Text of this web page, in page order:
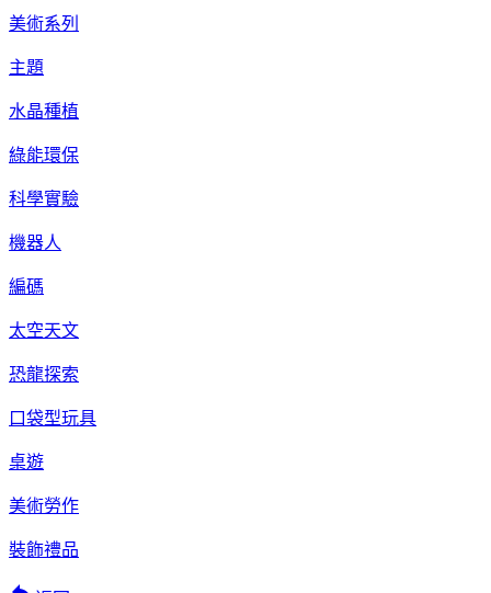
美術系列
主題
水晶種植
綠能環保
科學實驗
機器人
編碼
太空天文
恐龍探索
口袋型玩具
桌遊
美術勞作
裝飾禮品